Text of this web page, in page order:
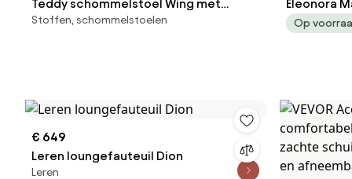
Teddy schommelstoel Wing met
metalen poten
Stoffen, schommelstoelen
Eleonora
Lichtgrijs
Op
€ 649
Leren loungefauteuil Dion
Leren